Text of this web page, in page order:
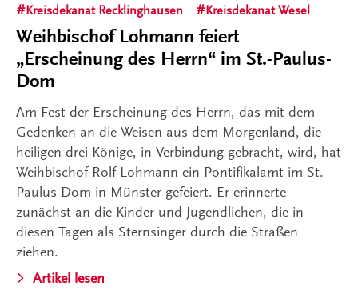
Kreisdekanat Recklinghausen
Kreisdekanat Wesel
Weihbischof Lohmann feiert
„Erscheinung des Herrn“ im St.-Paulus-
Dom
Am Fest der Erscheinung des Herrn, das mit dem
Gedenken an die Weisen aus dem Morgenland, die
heiligen drei Könige, in Verbindung gebracht, wird, hat
Weihbischof Rolf Lohmann ein Pontifikalamt im St.-
Paulus-Dom in Münster gefeiert. Er erinnerte
zunächst an die Kinder und Jugendlichen, die in
diesen Tagen als Sternsinger durch die Straßen
ziehen.
Artikel lesen